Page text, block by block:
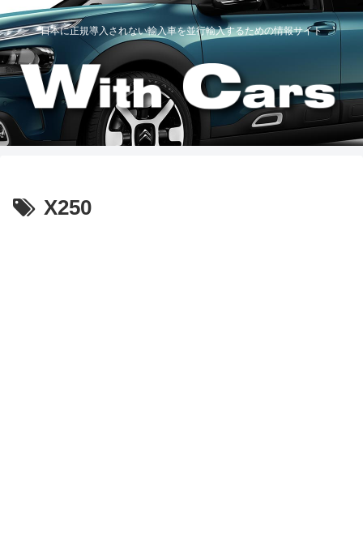
日本に正規導入されない輸入車を並行輸入するための情報サイト
X250